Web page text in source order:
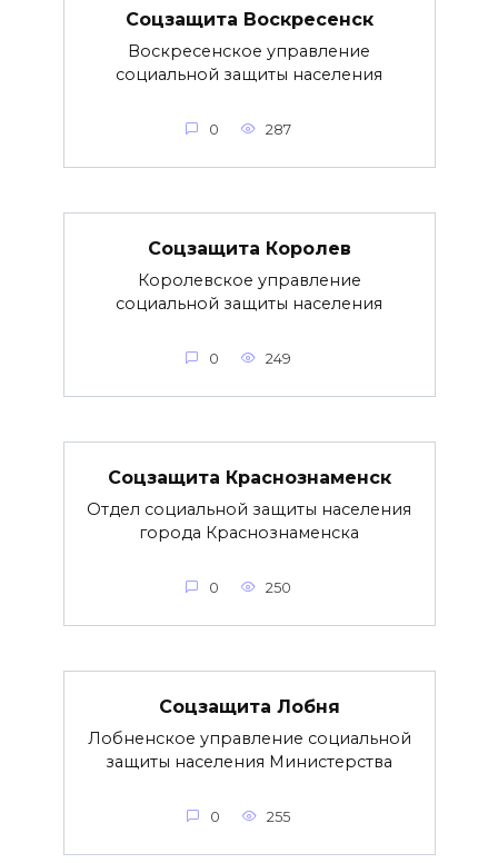
Соцзащита Воскресенск
Воскресенское управление
социальной защиты населения
0 287
Соцзащита Королев
Королевское управление
социальной защиты населения
0 249
Соцзащита Краснознаменск
Отдел социальной защиты населения
города Краснознаменска
0 250
Соцзащита Лобня
Лобненское управление социальной
защиты населения Министерства
0 255